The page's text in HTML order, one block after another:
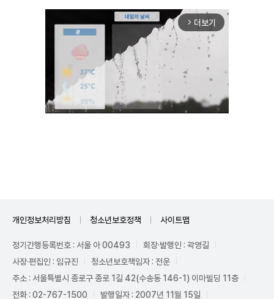
arrow_forward_ios 더보기
개인정보처리방침 청소년보호정책 사이트맵
정기간행등록번호 : 서울 아 00493
회장·발행인 : 곽영길
사장·편집인 : 임규진
청소년보호책임자 : 전운
주소 : 서울특별시 종로구 종로 1길 42(수송동 146-1) 이마빌딩 11층
전화 : 02-767-1500
발행일자 : 2007년 11월 15일